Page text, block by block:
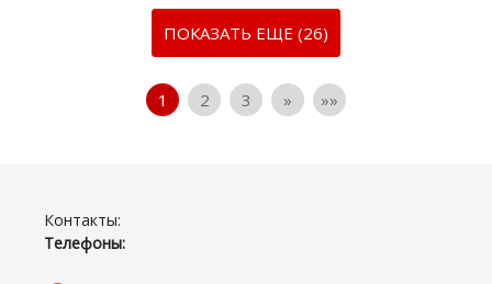
ПОКАЗАТЬ ЕЩЕ (26)
1 2 3 » »»
Контакты:
Телефоны: